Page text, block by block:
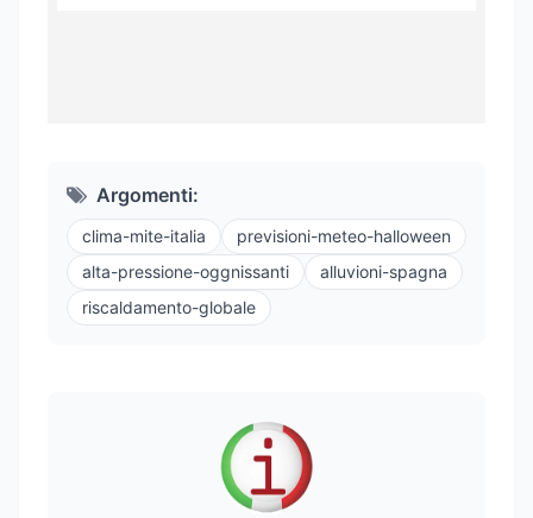
Argomenti:
clima-mite-italia
previsioni-meteo-halloween
alta-pressione-oggnissanti
alluvioni-spagna
riscaldamento-globale